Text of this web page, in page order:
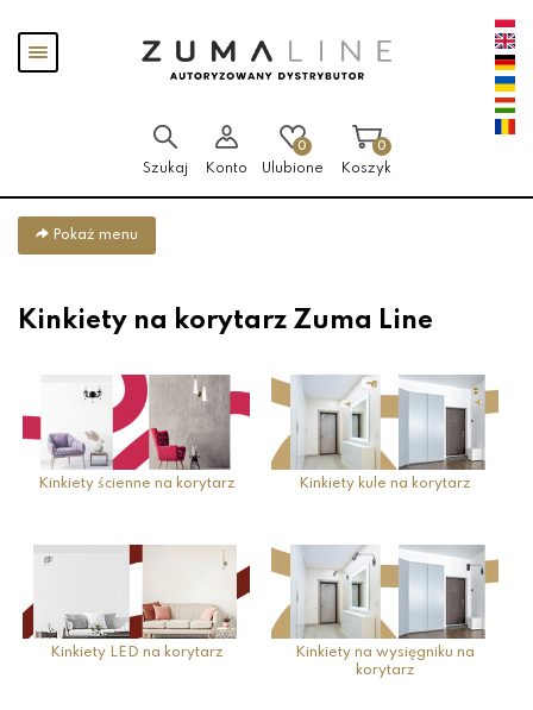
Pokaż
menu
Szukaj Konto
0
Ulubione
0
Koszyk
Pokaż menu
Kinkiety na korytarz Zuma Line
Kinkiety ścienne na korytarz Kinkiety kule na korytarz
Kinkiety LED na korytarz
Kinkiety na wysięgniku na
korytarz